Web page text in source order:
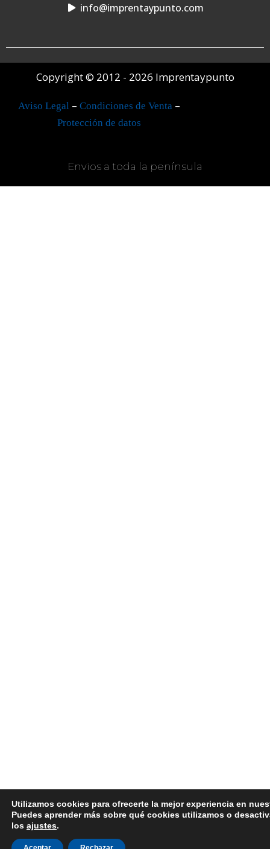
info@imprentaypunto.com
Copyright © 2012 - 2026 Imprentaypunto
Aviso Legal– Condiciones de Venta –
Protección de datos
Envios a toda la península
Utilizamos cookies para ofrecerte la mejor experiencia en
Puedes aprender más sobre qué cookies utilizamos o
los ajustes.